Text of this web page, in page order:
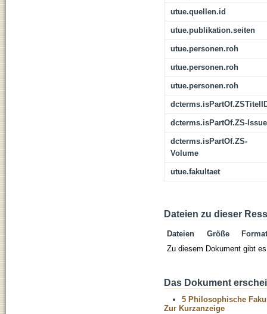
utue.quellen.id
utue.publikation.seiten
utue.personen.roh
utue.personen.roh
utue.personen.roh
dcterms.isPartOf.ZS-Issue
dcterms.isPartOf.ZS-
Volume
utue.fakultaet
Dateien zu dieser
Dateien Größe
Format
Zu diesem Dokument gibt
Das Dokument
5 Philosophische
Zur Kurzanzeige